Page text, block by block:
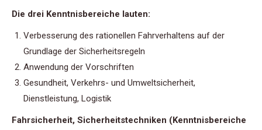
Die drei Kenntnisbereiche lauten:
Verbesserung des rationellen Fahrverhaltens auf der
Grundlage der Sicherheitsregeln
Anwendung der Vorschriften
Gesundheit, Verkehrs- und Umweltsicherheit,
Dienstleistung, Logistik
Fahrsicherheit, Sicherheitstechniken (Kenntnisbereiche